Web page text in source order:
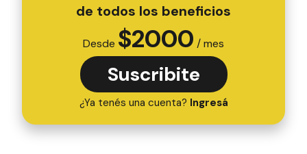
de todos los beneficios
Desde $2000 / mes
Suscribite
¿Ya tenés una cuenta? Ingresá